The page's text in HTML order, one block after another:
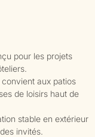
pour les projets
aux patios
de loisirs haut de
stable en extérieur
invités.